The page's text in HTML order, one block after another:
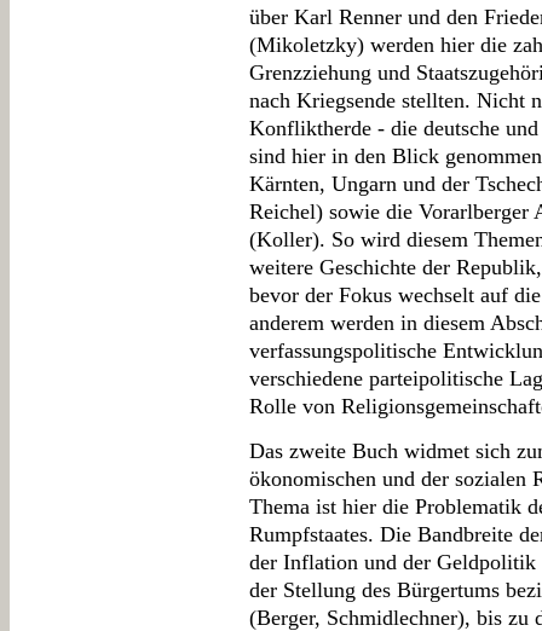
über Karl Renner und den
(Mikoletzky) werden hier die
Grenzziehung und
nach Kriegsende stellten. Nicht
Konfliktherde - die deutsche
sind hier in den Blick
Kärnten, Ungarn und der
Reichel) sowie die Vorarlberger
(Koller). So wird diesem
weitere Geschichte der
bevor der Fokus wechselt auf
anderem werden in diesem
verfassungspolitische
verschiedene parteipolitische
Rolle von
Das zweite Buch widmet sich
ökonomischen und der sozialen
Thema ist hier die Problematik
Rumpfstaates. Die Bandbreite
der Inflation und der Geldpolitik
der Stellung des Bürgertums
(Berger, Schmidlechner), bis zu